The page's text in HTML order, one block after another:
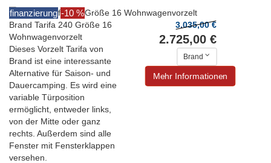
finanzierung -10 %
Brand Tarifa 240 Größe 16
Wohnwagenvorzelt
Dieses Vorzelt Tarifa von
Brand ist eine interessante
Alternative für Saison- und
Dauercamping. Es wird eine
variable Türposition
ermöglicht, entweder links,
von der Mitte oder ganz
rechts. Außerdem sind alle
Fenster mit Fensterklappen
versehen.
3.035,00 €
2.725,00 €
Brand
Mehr Informationen